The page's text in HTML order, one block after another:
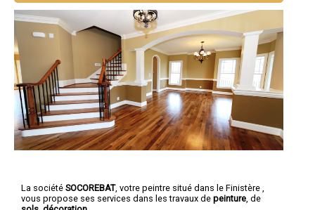
La société SOCOREBAT, votre peintre situé dans le Finistère ,
vous propose ses services dans les travaux de peinture , de